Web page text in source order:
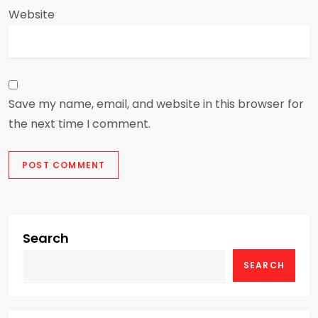
Website
Save my name, email, and website in this browser for
the next time I comment.
Search
SEARCH